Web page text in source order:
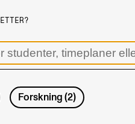
videreutdanning
Forskning (2)